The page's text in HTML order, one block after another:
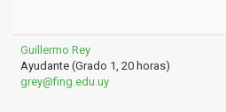
Guillermo Rey
Ayudante (Grado 1, 20 horas)
grey@fing.edu.uy